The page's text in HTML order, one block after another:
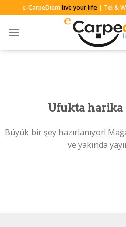
to
content
e-CarpeDiemlive your life| Tel &
Ufukta harika
Büyük bir şey hazırlanıyor!
ve yakında